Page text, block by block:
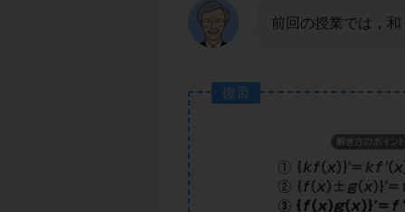
前回の授業では，
復習